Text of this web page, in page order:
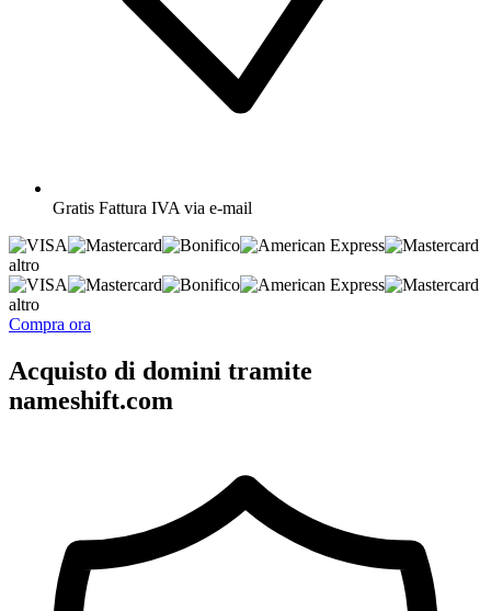
Gratis Fattura IVA via e-mail
altro
altro
Compra ora
Acquisto di domini tramite
nameshift.com